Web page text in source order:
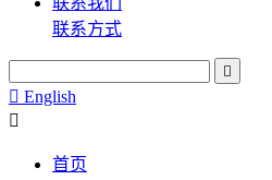
联系方式
English
首页